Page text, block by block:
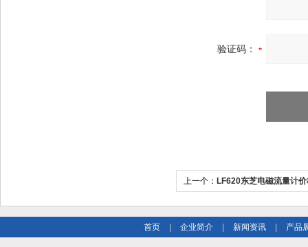
验证码：
上一个： LF620东芝电磁流量计
首页 企业简介 新闻资讯 产品